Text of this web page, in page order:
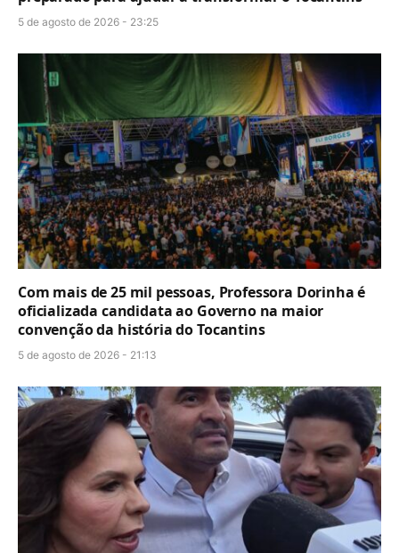
5 de agosto de 2026 - 23:25
Com mais de 25 mil pessoas, Professora Dorinha é
oficializada candidata ao Governo na maior
convenção da história do Tocantins
5 de agosto de 2026 - 21:13